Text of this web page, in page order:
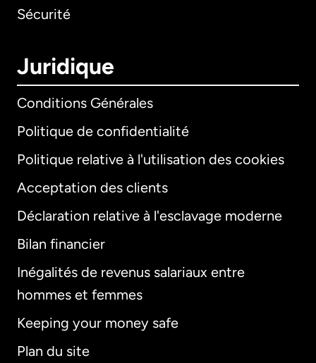
Sécurité
Juridique
Conditions Générales
Politique de confidentialité
Politique relative à l'utilisation des cookies
Acceptation des clients
Déclaration relative à l'esclavage moderne
Bilan financier
Inégalités de revenus salariaux entre
hommes et femmes
Keeping your money safe
Plan du site
International
Allemagne